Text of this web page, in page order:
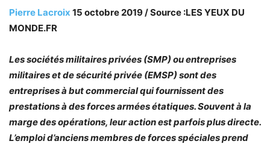
Pierre Lacroix 15 octobre 2019 / Source :LES YEUX DU
MONDE.FR
Les sociétés militaires privées (SMP) ou entreprises
militaires et de sécurité privée (EMSP) sont des
entreprises à but commercial qui fournissent des
prestations à des forces armées étatiques. Souvent à la
marge des opérations, leur action est parfois plus directe.
L’emploi d’anciens membres de forces spéciales prend